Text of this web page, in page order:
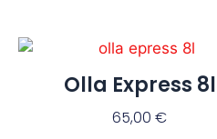
Olla Express 8l
65,00€